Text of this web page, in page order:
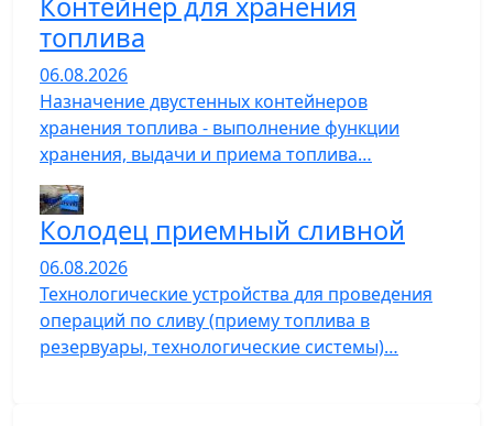
топлива
06.08.2026
Назначение двустенных контейнеров
хранения топлива - выполнение функции
хранения, выдачи и приема топлива…
Колодец приемный сливной
06.08.2026
Технологические устройства для проведения
операций по сливу (приему топлива в
резервуары, технологические системы)…